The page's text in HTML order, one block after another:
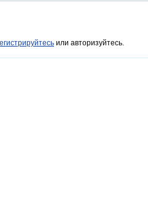
или авторизуйтесь.